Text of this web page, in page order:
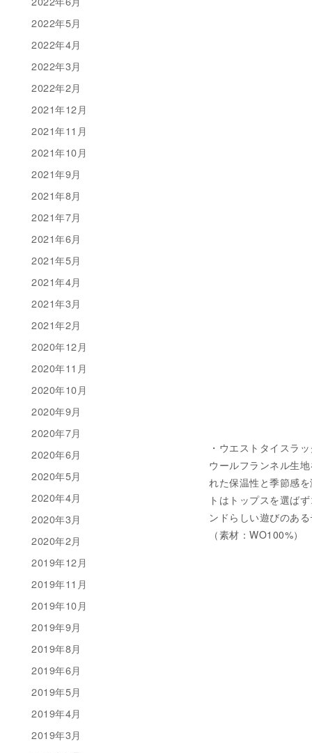
・ウエストタイスラ
ウールフランネル生
れた保温性と季節感
トはトップスを選ば
ンドらしい遊びのあ
（素材：WO100%）
2022年5月
2022年4月
2022年3月
2022年2月
2021年12月
2021年11月
2021年10月
2021年9月
2021年8月
2021年7月
2021年6月
2021年5月
2021年4月
2021年3月
2021年2月
2020年12月
2020年11月
2020年10月
2020年9月
2020年7月
2020年6月
2020年5月
2020年4月
2020年3月
2020年2月
2019年12月
2019年11月
2019年10月
2019年9月
2019年8月
2019年6月
2019年5月
2019年4月
2019年3月